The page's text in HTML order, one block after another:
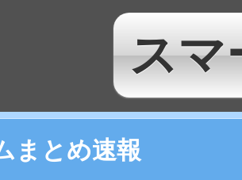
スマ
まとめ速報